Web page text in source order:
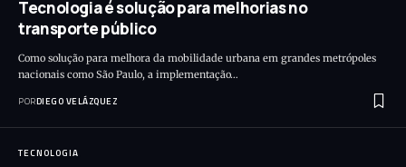
Tecnologia é solução para melhorias no
transporte público
Como solução para melhora da mobilidade urbana em grandes metrópoles
nacionais como São Paulo, a implementação…
PORDIEGO VELÁZQUEZ
TECNOLOGIA